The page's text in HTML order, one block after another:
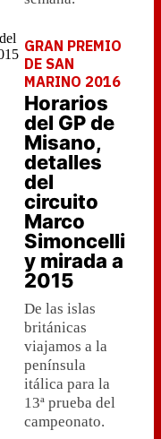
GRAN PREMIO
DE SAN
MARINO 2016
Horarios
del GP de
Misano,
detalles
del
circuito
Marco
Simoncelli
y mirada a
2015
De las islas
británicas
viajamos a la
península
itálica para la
13ª prueba del
campeonato.